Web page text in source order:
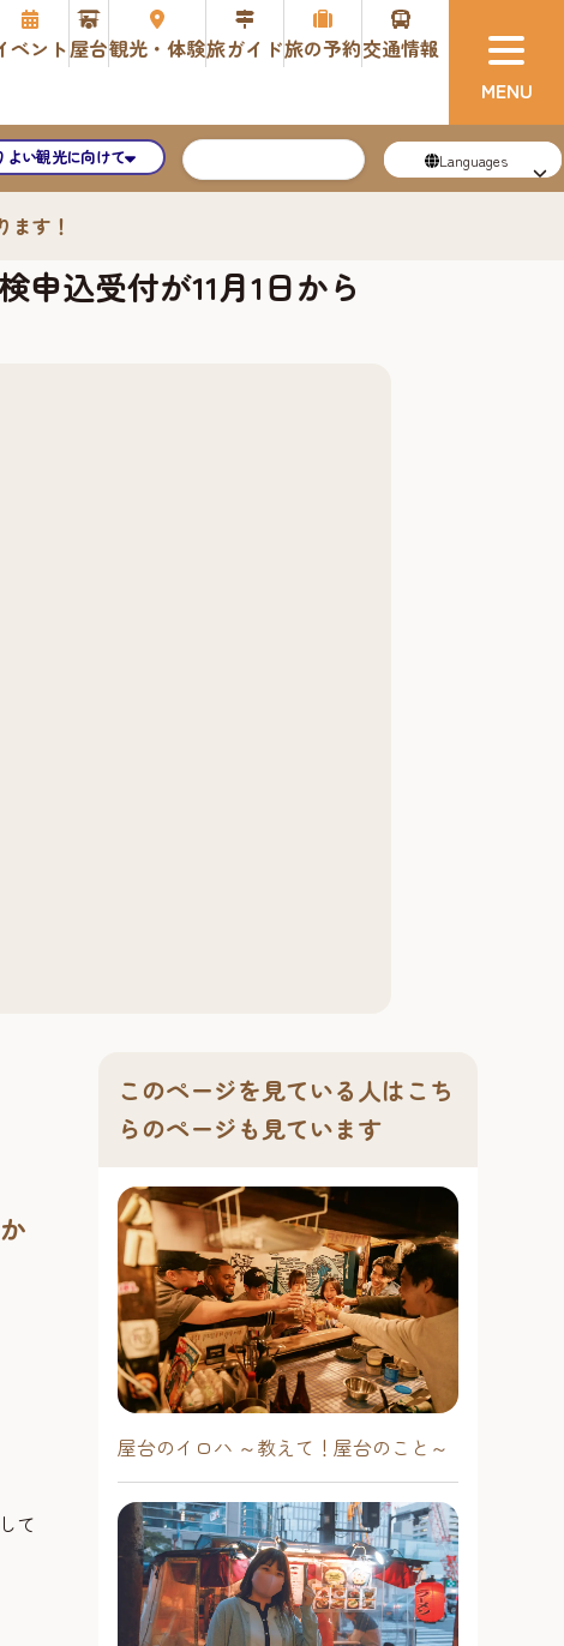
ベント屋台観光・体験旅ガイド旅の予約交通情報
よい観光に向けて Languages
ます！
申込受付が11月1日から
て
このページを見ている人はこち
らのページも見ています
屋台のイロハ ～教えて！屋台のこと～